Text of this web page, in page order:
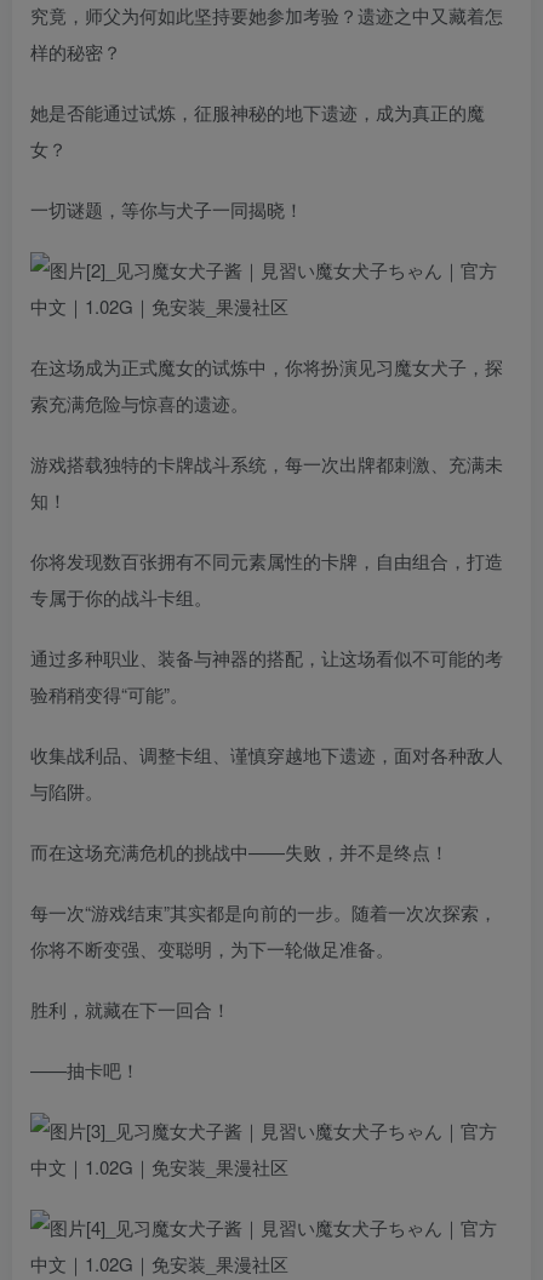
究竟，师父为何如此坚持要她参加考验？遗迹之中又藏着怎
样的秘密？
她是否能通过试炼，征服神秘的地下遗迹，成为真正的魔
女？
一切谜题，等你与犬子一同揭晓！
在这场成为正式魔女的试炼中，你将扮演见习魔女犬子，探
索充满危险与惊喜的遗迹。
游戏搭载独特的卡牌战斗系统，每一次出牌都刺激、充满未
知！
你将发现数百张拥有不同元素属性的卡牌，自由组合，打造
专属于你的战斗卡组。
通过多种职业、装备与神器的搭配，让这场看似不可能的考
验稍稍变得“可能”。
收集战利品、调整卡组、谨慎穿越地下遗迹，面对各种敌人
与陷阱。
而在这场充满危机的挑战中——失败，并不是终点！
每一次“游戏结束”其实都是向前的一步。随着一次次探索，
你将不断变强、变聪明，为下一轮做足准备。
胜利，就藏在下一回合！
——抽卡吧！